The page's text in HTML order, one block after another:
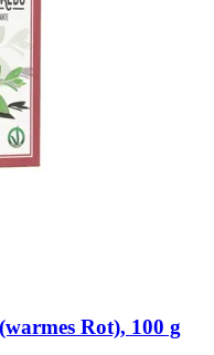
Rot), 100 g